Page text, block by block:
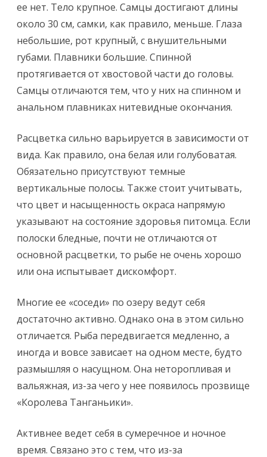
ее нет. Тело крупное. Самцы достигают длины
около 30 см, самки, как правило, меньше. Глаза
небольшие, рот крупный, с внушительными
губами. Плавники большие. Спинной
протягивается от хвостовой части до головы.
Самцы отличаются тем, что у них на спинном и
анальном плавниках нитевидные окончания.
Расцветка сильно варьируется в зависимости от
вида. Как правило, она белая или голубоватая.
Обязательно присутствуют темные
вертикальные полосы. Также стоит учитывать,
что цвет и насыщенность окраса напрямую
указывают на состояние здоровья питомца. Если
полоски бледные, почти не отличаются от
основной расцветки, то рыбе не очень хорошо
или она испытывает дискомфорт.
Многие ее «соседи» по озеру ведут себя
достаточно активно. Однако она в этом сильно
отличается. Рыба передвигается медленно, а
иногда и вовсе зависает на одном месте, будто
размышляя о насущном. Она неторопливая и
вальяжная, из-за чего у нее появилось прозвище
«Королева Танганьики».
Активнее ведет себя в сумеречное и ночное
время. Связано это с тем, что из-за